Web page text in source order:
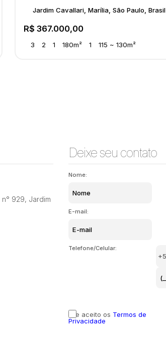
R$ 367.000,00
Jardim Cavallari, Marília, São Paulo, Brasil
3 2 1 180m² 1 115 ~ 130m²
n° 929, Jardim
Deixe seu contato
Nome:
E-mail:
Telefone/Celular:
Li e aceito os Termos de
Privacidade